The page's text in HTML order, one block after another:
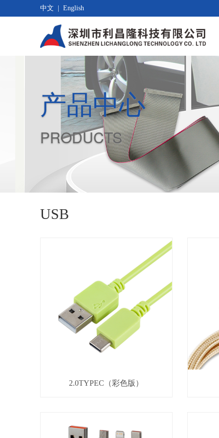
中文 English
产品中心
PRODUCTS
USB
2.0TYPEC（彩色版）